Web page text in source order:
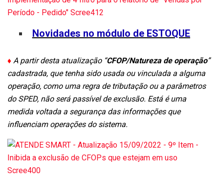
Novidades no módulo de ESTOQUE
♦ A partir desta atualização “CFOP/Natureza de operação”
cadastrada, que tenha sido usada ou vinculada a alguma
operação, como uma regra de tributação ou a parâmetros
do SPED, não será passível de exclusão. Está é uma
medida voltada a segurança das informações que
influenciam operações do sistema.